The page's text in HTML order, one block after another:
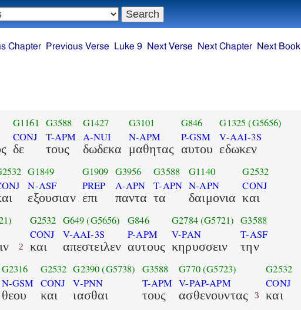
Chapter Previous Verse Luke 9 Next Verse Next Chapter Next Book
G1161
CONJ
δε
G3588
T-APM
τους
G1427
A-NUI
δωδεκα
G3101
N-APM
μαθητας
G846
P-GSM
αυτου
G1325 (G5656)
V-AAI-3S
εδωκεν
G1849
N-ASF
εξουσιαν
G1909
PREP
επι
G3956
A-APN
παντα
G3588
T-APN
τα
G1140
N-APN
δαιμονια
G2532
CONJ
και
2
G2532
CONJ
και
G649(G5656)
V-AAI-3S
απεστειλεν
G846
P-APM
αυτους
G2784(G5721)
V-PAN
κηρυσσειν
G3588
T-ASF
την
G2316
N-GSM
θεου
G2532
CONJ
και
G2390(G5738)
V-PNN
ιασθαι
G3588
T-APM
τους
G770(G5723)
V-PAP-APM
ασθενουντας 3
G2532
CONJ
και